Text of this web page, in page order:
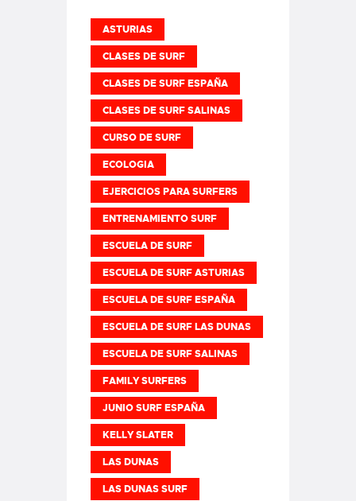
ASTURIAS
CLASES DE SURF
CLASES DE SURF ESPAÑA
CLASES DE SURF SALINAS
CURSO DE SURF
ECOLOGIA
EJERCICIOS PARA SURFERS
ENTRENAMIENTO SURF
ESCUELA DE SURF
ESCUELA DE SURF ASTURIAS
ESCUELA DE SURF ESPAÑA
ESCUELA DE SURF LAS DUNAS
ESCUELA DE SURF SALINAS
FAMILY SURFERS
JUNIO SURF ESPAÑA
KELLY SLATER
LAS DUNAS
LAS DUNAS SURF